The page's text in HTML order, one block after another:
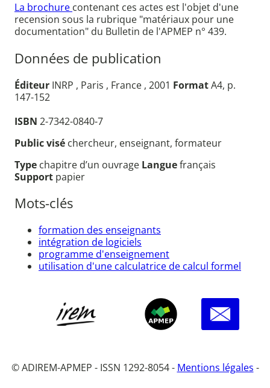
La brochure contenant ces actes est l'objet d'une
recension sous la rubrique "matériaux pour une
documentation" du Bulletin de l'APMEP n° 439.
Données de publication
Éditeur INRP , Paris , France , 2001 FormatA4, p.
147-152
ISBN 2-7342-0840-7
Public visé chercheur, enseignant, formateur
Type chapitre d’un ouvrage Languefrançais
Support papier
Mots-clés
formation des enseignants
intégration de logiciels
programme d'enseignement
utilisation d'une calculatrice de calcul formel
© ADIREM-APMEP - ISSN 1292-8054 - Mentions légales -